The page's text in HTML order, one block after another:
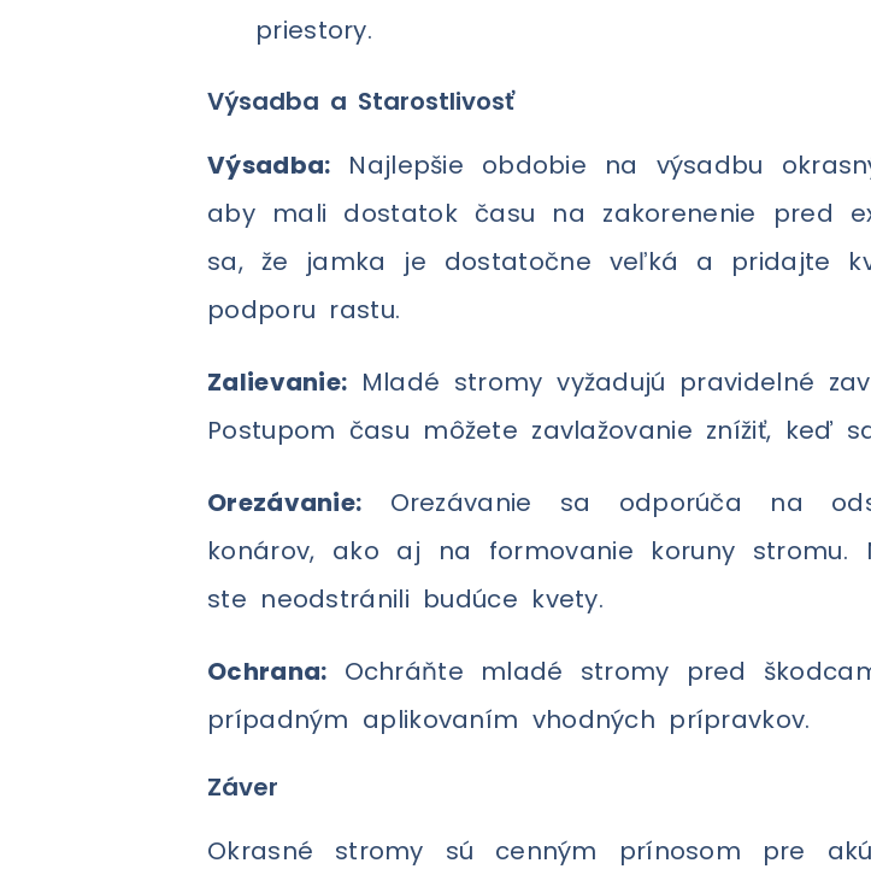
priestory.
Výsadba a Starostlivosť
Výsadba: Najlepšie obdobie na výsadbu
aby mali dostatok času na zakorenenie pred
sa, že jamka je dostatočne veľká a pridajte
podporu rastu.
Zalievanie: Mladé stromy vyžadujú pravidelné
Postupom času môžete zavlažovanie znížiť, keď
Orezávanie: Orezávanie sa odporúča na
konárov, ako aj na formovanie koruny
ste neodstránili budúce kvety.
Ochrana: Ochráňte mladé stromy pred
prípadným aplikovaním vhodných prípravkov.
Záver
Okrasné stromy sú cenným prínosom pre